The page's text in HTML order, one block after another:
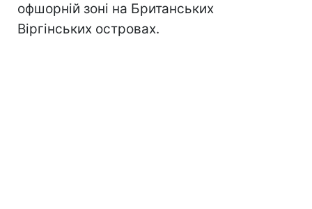
офшорній зоні на Британських
Віргінських островах.